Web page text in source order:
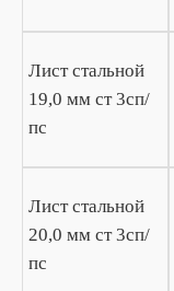
Лист стальной
19,0 мм ст 3сп/
пс
Лист стальной
20,0 мм ст 3сп/
пс